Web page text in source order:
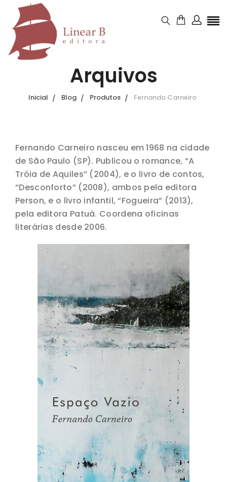
Arquivos
Inicial Blog Produtos Fernando Carneiro
Fernando Carneiro nasceu em 1968 na cidade
de São Paulo (SP). Publicou o romance, “A
Tróia de Aquiles” (2004), e o livro de contos,
“Desconforto” (2008), ambos pela editora
Person, e o livro infantil, “Fogueira” (2013),
pela editora Patuá. Coordena oficinas
literárias desde 2006.